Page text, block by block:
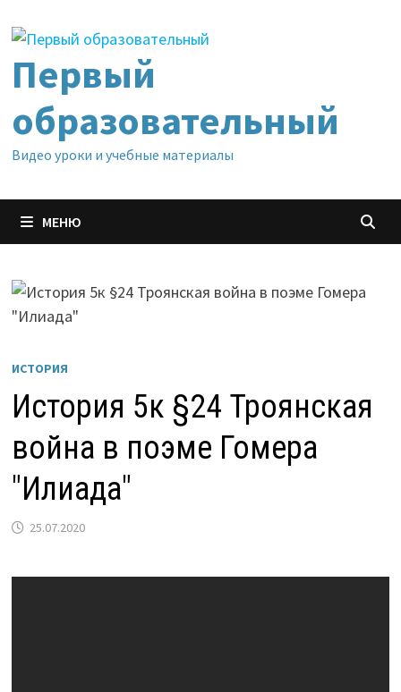
содержимому
Первый
образовательный
Видео уроки и учебные материалы
МЕНЮ
ИСТОРИЯ
История 5к §24 Троянская
война в поэме Гомера
"Илиада"
25.07.2020